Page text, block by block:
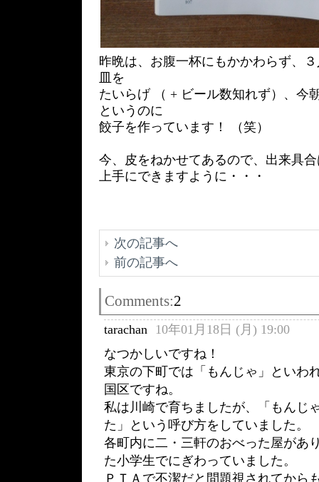
昨晩は、お腹一杯にもかかわらず、
皿を
たいらげ （ + ビール数知れず）、今
というのに
餃子を作っています！ （笑）
今、皮をねかせてあるので、出来具
上手にできますように・・・
次の記事へ
前の記事へ
Comments:2
tarachan
10年01月18日 (月) 19:00
なつかしいですね！
東京の下町では「もんじゃ」といわ
国区ですね。
私は川崎で育ちましたが、「もんじ
た」という呼び方をしていました。
各町内に二・三軒のおべった屋があ
た小学生でにぎわっていました。
ＰＴＡで不潔だと問題視されてから